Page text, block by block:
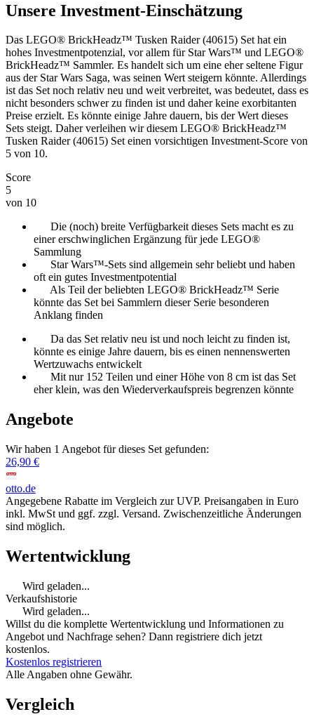
Unsere Investment-Einschätzung
Das LEGO® BrickHeadz™ Tusken Raider (40615) Set hat ein
hohes Investmentpotenzial, vor allem für Star Wars™ und LEGO®
BrickHeadz™ Sammler. Es handelt sich um eine eher seltene Figur
aus der Star Wars Saga, was seinen Wert steigern könnte. Allerdings
ist das Set noch relativ neu und weit verbreitet, was bedeutet, dass es
nicht besonders schwer zu finden ist und daher keine exorbitanten
Preise erzielt. Es könnte einige Jahre dauern, bis der Wert dieses
Sets steigt. Daher verleihen wir diesem LEGO® BrickHeadz™
Tusken Raider (40615) Set einen vorsichtigen Investment-Score von
5 von 10.
Score
5
von 10
Die (noch) breite Verfügbarkeit dieses Sets macht es zu
einer erschwinglichen Ergänzung für jede LEGO®
Sammlung
Star Wars™-Sets sind allgemein sehr beliebt und haben
oft ein gutes Investmentpotential
Als Teil der beliebten LEGO® BrickHeadz™ Serie
könnte das Set bei Sammlern dieser Serie besonderen
Anklang finden
Da das Set relativ neu ist und noch leicht zu finden ist,
könnte es einige Jahre dauern, bis es einen nennenswerten
Wertzuwachs entwickelt
Mit nur 152 Teilen und einer Höhe von 8 cm ist das Set
eher klein, was den Wiederverkaufspreis begrenzen könnte
Angebote
Wir haben 1 Angebot für dieses Set gefunden:
26,90 €
otto.de
Angegebene Rabatte im Vergleich zur UVP. Preisangaben in Euro
inkl. MwSt und ggf. zzgl. Versand. Zwischenzeitliche Änderungen
sind möglich.
Wertentwicklung
Wird geladen...
Verkaufshistorie
Wird geladen...
Willst du die komplette Wertentwicklung und Informationen zu
Angebot und Nachfrage sehen? Dann registriere dich jetzt
kostenlos.
Kostenlos registrieren
Alle Angaben ohne Gewähr.
Vergleich